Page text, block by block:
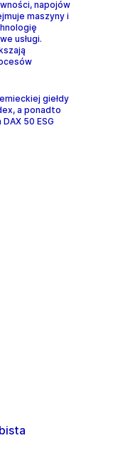
napojów
maszyny i
usługi.
giełdy
a ponadto
50 ESG